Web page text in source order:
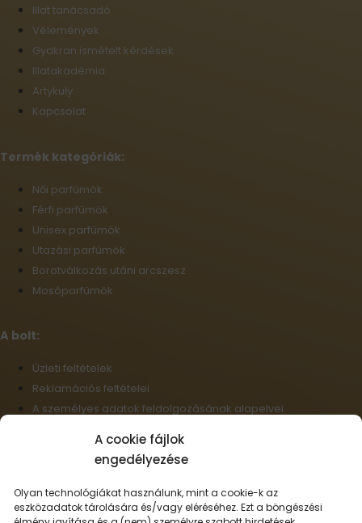
A cookie fájlok
engedélyezése
Olyan technológiákat használunk, mint a cookie-k az
eszközadatok tárolására és/vagy eléréséhez. Ezt a böngészési
Illat tanácsadó
Vélemények
Gyakran ismételt kérdések
Illatakadémia
Artykuły
Kapcsolat
Termék kategóriák:
Női parfümök
Férfi parfümök
Unisex parfümök
Utazási parfümök
Borotválkozás utáni arcszesz
Mosóparfümök
A bolt:
Üzleti feltételek
Reklamációs feltételei
A személyes adatok feldolgozásának alapelvei
Cookie-fájlok
Nagykereskedelem
Elállás a szerződéstől